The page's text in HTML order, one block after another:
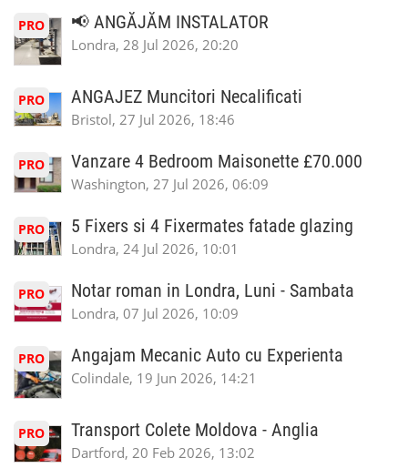
PRO 📢 ANGĂJĂM INSTALATOR
Londra, 28 Jul 2026, 20:20
PRO ANGAJEZ Muncitori Necalificati
Bristol, 27 Jul 2026, 18:46
PRO Vanzare 4 Bedroom Maisonette £70.000
Washington, 27 Jul 2026, 06:09
PRO 5 Fixers si 4 Fixermates fatade glazing
Londra, 24 Jul 2026, 10:01
PRO Notar roman in Londra, Luni - Sambata
Londra, 07 Jul 2026, 10:09
PRO Angajam Mecanic Auto cu Experienta
Colindale, 19 Jun 2026, 14:21
PRO Transport Colete Moldova - Anglia
Dartford, 20 Feb 2026, 13:02